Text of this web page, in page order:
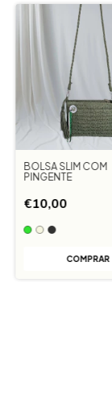
BOLSA SLIM COM
PINGENTE
€10,00
COMPRAR